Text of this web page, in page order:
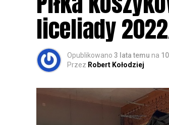
zapisy.
liceliady
Opublikowano 3 lata temu na
Przez Robert Kołodziej